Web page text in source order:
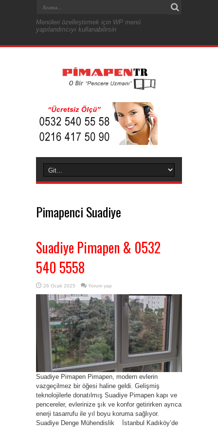
Menüleri özelleştirmek için WP menü
yapılandırıcıyı kullanabilirsin
Pimapenci Suadiye
Suadiye Pimapen & 0532
540 5558
26 Ocak 2025 Yorum yap
Suadiye Pimapen Pimapen, modern evlerin
vazgeçilmez bir öğesi haline geldi. Gelişmiş
teknolojilerle donatılmış Suadiye Pimapen kapı ve
pencereler, evlerinize şık ve konfor getirirken ayrıca
enerji tasarrufu ile yıl boyu koruma sağlıyor.
Suadiye Denge Mühendislik İstanbul Kadıköy’de